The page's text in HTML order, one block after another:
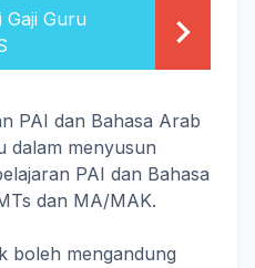
Gaji Guru
PAI dan Bahasa Arab
dalam menyusun
PAI dan Bahasa
dan MA/MAK.
boleh mengandung